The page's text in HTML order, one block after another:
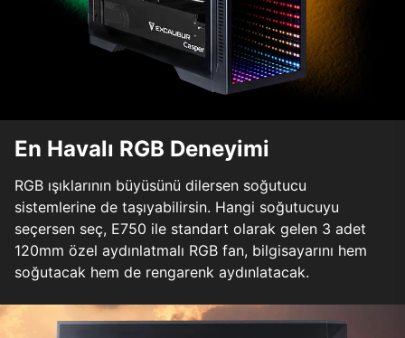
En Havalı RGB Deneyimi
RGB ışıklarının büyüsünü dilersen soğutucu
sistemlerine de taşıyabilirsin. Hangi soğutucuyu
seçersen seç, E750 ile standart olarak gelen 3 adet
120mm özel aydınlatmalı RGB fan, bilgisayarını hem
soğutacak hem de rengarenk aydınlatacak.